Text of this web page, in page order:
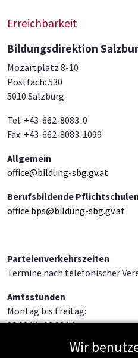
Erreichbarkeit
Bildungsdirektion
Mozartplatz 8-10
Postfach: 530
5010 Salzburg
Tel: +43-662-8083-0
Fax: +43-662-8083-1099
Allgemein
office@bildung-sbg.gv.at
Berufsbildende Pflichtschulen
office.bps@bildung-sbg.gv.at
Parteienverkehrszeiten
Termine nach telefonischer
Amtsstunden
Montag bis Freitag:
08:00 bis 12:00 Uhr
Wir